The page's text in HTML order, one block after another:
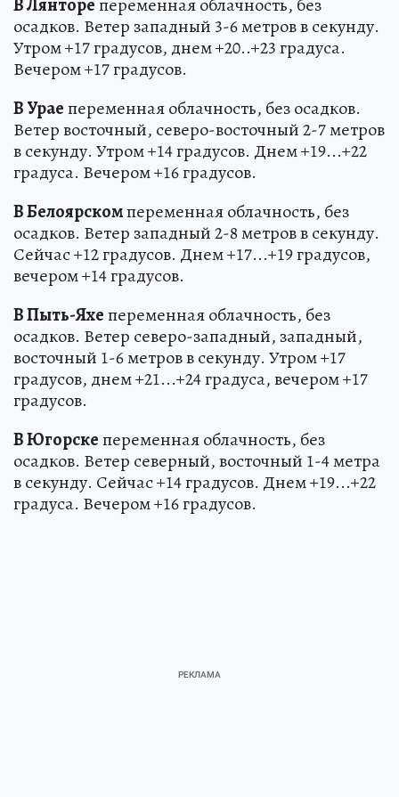
В Лянторепеременная облачность, без
осадков. Ветер западный 3-6 метров в секунду.
Утром +17 градусов, днем +20..+23 градуса.
Вечером +17 градусов.
В Ураепеременная облачность, без осадков.
Ветер восточный, северо-восточный 2-7 метров
в секунду. Утром +14 градусов. Днем +19...+22
градуса. Вечером +16 градусов.
В Белоярскомпеременная облачность, без
осадков. Ветер западный 2-8 метров в секунду.
Сейчас +12 градусов. Днем +17...+19 градусов,
вечером +14 градусов.
В Пыть-Яхепеременная облачность, без
осадков. Ветер северо-западный, западный,
восточный 1-6 метров в секунду. Утром +17
градусов, днем +21...+24 градуса, вечером +17
градусов.
В Югорскепеременная облачность, без
осадков. Ветер северный, восточный 1-4 метра
в секунду. Сейчас +14 градусов. Днем +19...+22
градуса. Вечером +16 градусов.